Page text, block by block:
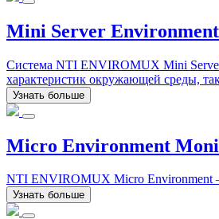
Mini Server
Система NTI ENVIROMUX Mini
характеристик окружающей среды,
Узнать больше
Micro Environment
NTI ENVIROMUX Micro Environment
Узнать больше